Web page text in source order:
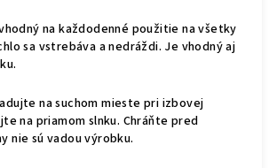
na každodenné použitie na všetky
sa vstrebáva a nedráždi. Je vhodný aj
na suchom mieste pri izbovej
na priamom slnku. Chráňte pred
nie sú vadou výrobku.